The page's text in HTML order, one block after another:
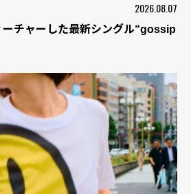
2026.08.07
チャーした最新シングル“gossip